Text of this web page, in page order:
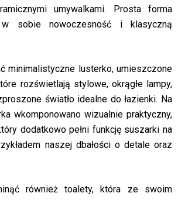
umywalkami. Prosta forma
w sobie nowoczesność i klasyczną
minimalistyczne lusterko, umieszczone
rozświetlają stylowe, okrągłe lampy,
światło idealne do łazienki. Na
wkomponowano wizualnie praktyczny,
dodatkowo pełni funkcję suszarki na
naszej dbałości o detale oraz
również toalety, która ze swoim